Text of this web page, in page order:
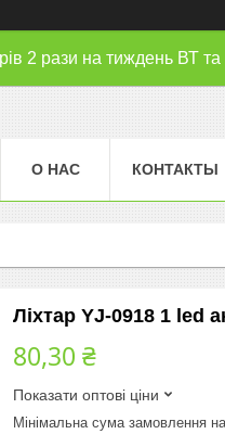
2 рази на тиждень ВТ
О НАС КОНТАКТЫ
Ліхтар YJ-0918 1 led
80,30 ₴
Показати оптові ціни
Мінімальна сума замовлення